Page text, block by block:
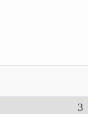
3